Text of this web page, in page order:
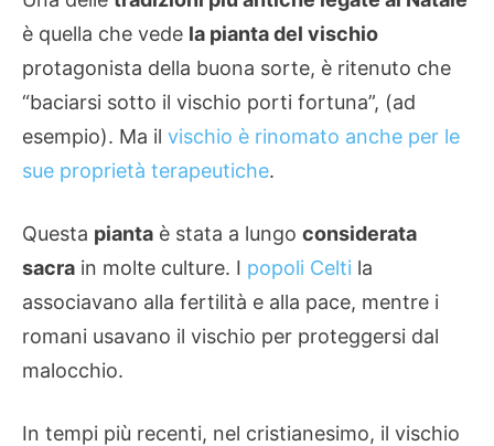
è quella che vede la pianta del vischio
protagonista della buona sorte, è ritenuto che
“baciarsi sotto il vischio porti fortuna”, (ad
esempio). Ma il vischio è rinomato anche per le
sue proprietà terapeutiche.
Questa pianta è stata a lungo considerata
sacra in molte culture. I popoli Celti la
associavano alla fertilità e alla pace, mentre i
romani usavano il vischio per proteggersi dal
malocchio.
In tempi più recenti, nel cristianesimo, il vischio